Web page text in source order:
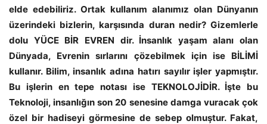
elde edebiliriz. Ortak kullanım alanımız olan Dünyanın
üzerindeki bizlerin, karşısında duran nedir? Gizemlerle
dolu YÜCE BİR EVREN dir. İnsanlık yaşam alanı olan
Dünyada, Evrenin sırlarını çözebilmek için ise BİLİMİ
kullanır. Bilim, insanlık adına hatırı sayılır işler yapmıştır.
Bu işlerin en tepe notası ise TEKNOLOJİDİR. İşte bu
Teknoloji, insanlığın son 20 senesine damga vuracak çok
özel bir hadiseyi görmesine de sebep olmuştur. Fakat,